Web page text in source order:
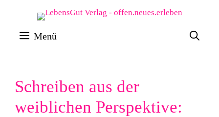
Inhalt
springen
Menü
Schreiben aus der
weiblichen Perspektive: